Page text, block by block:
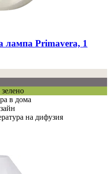
лампа Primavera, 1
в дома
на дифузия